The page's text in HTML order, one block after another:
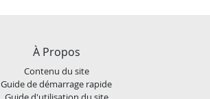
À Propos
Contenu du site
Guide de démarrage rapide